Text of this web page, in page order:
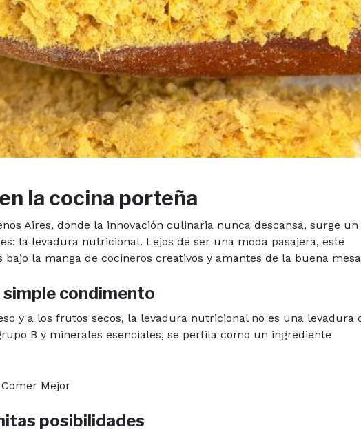
la cocina porteña
Aires, donde la innovación culinaria nunca descansa, surge un
la levadura nutricional. Lejos de ser una moda pasajera, este
la manga de cocineros creativos y amantes de la buena
condimento
y a los frutos secos, la levadura nutricional no es una levadura
B y minerales esenciales, se perfila como un ingrediente
posibilidades